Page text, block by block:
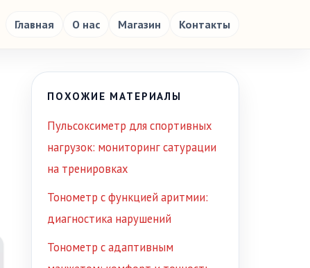
Главная О нас Магазин Контакты
ПОХОЖИЕ МАТЕРИАЛЫ
Пульсоксиметр для спортивных
нагрузок: мониторинг сатурации
на тренировках
Тонометр с функцией аритмии:
диагностика нарушений
Тонометр с адаптивным